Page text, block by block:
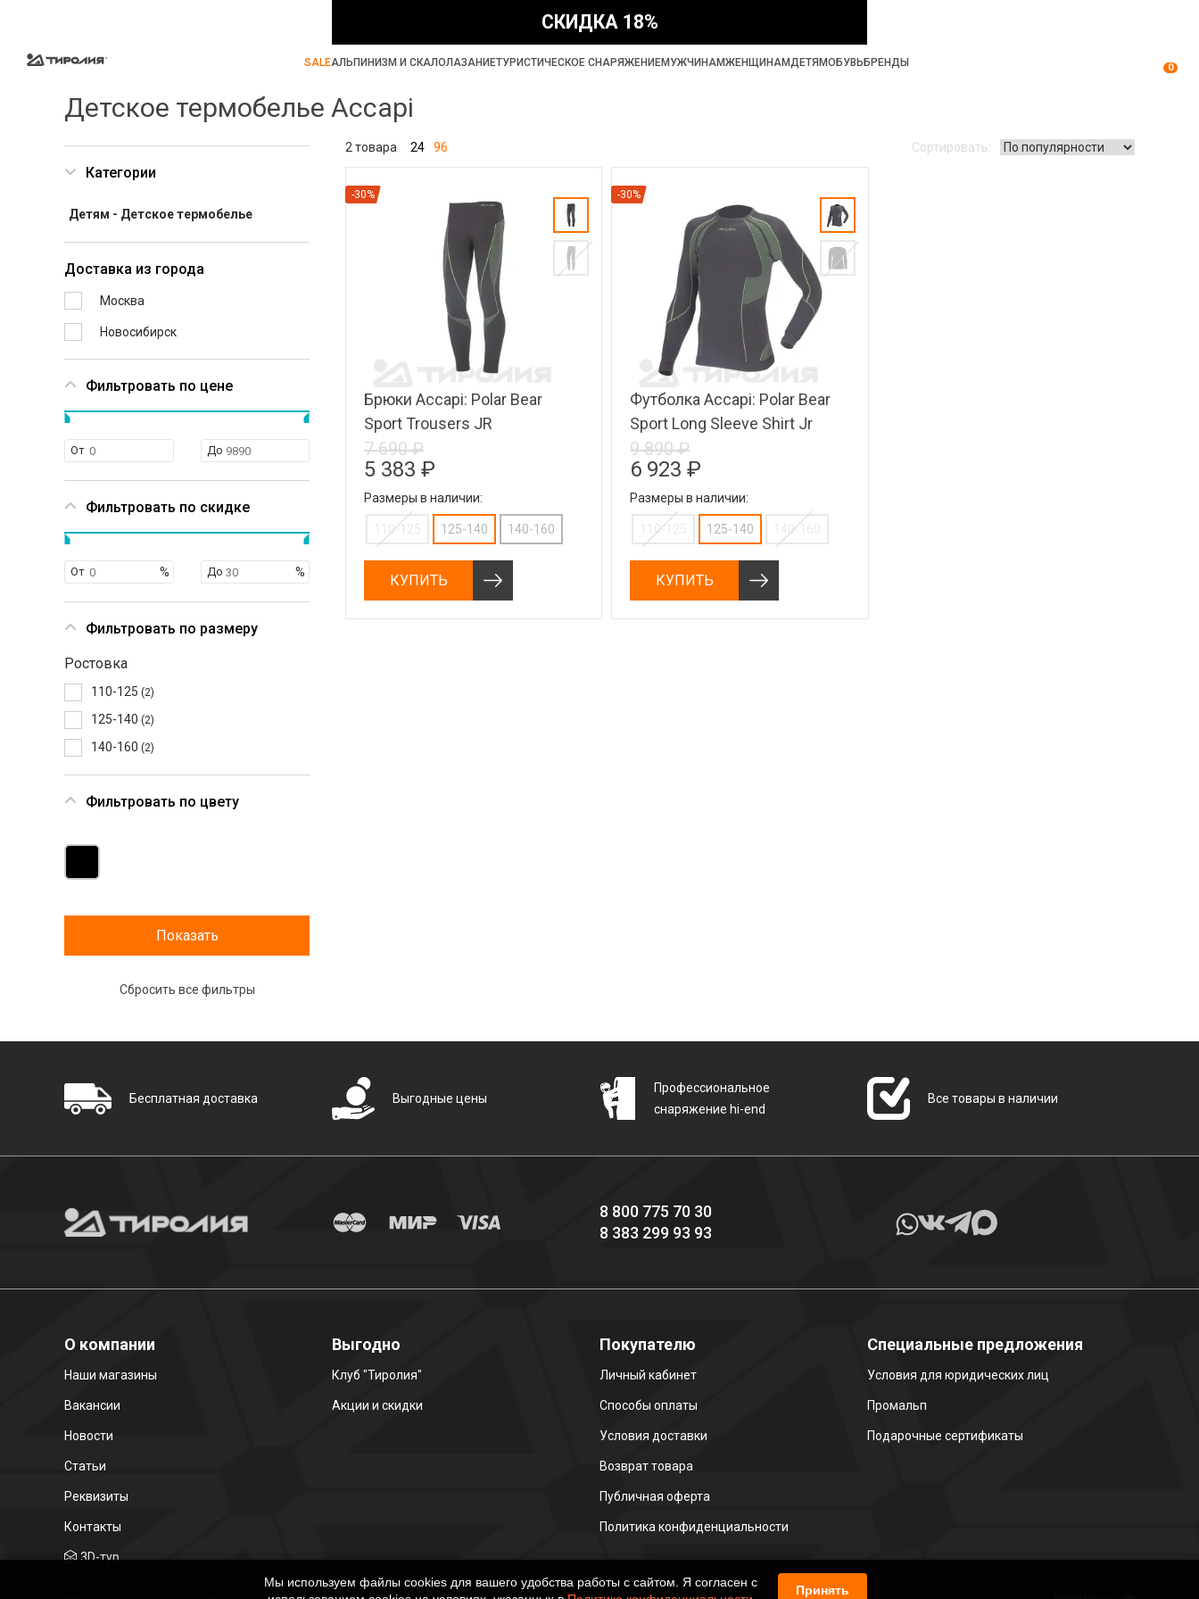
СКИДКА 18%
SALEАЛЬПИНИЗМ И СКАЛОЛАЗАНИЕТУРИСТИЧЕСКОЕ СНАРЯЖЕНИЕМУЖЧИНАМЖЕНЩИНАМДЕТЯМОБУВЬ БРЕНДЫ 0
Детское термобелье Accapi
Категории
Детям - Детское термобелье
Доставка из города
Москва
Новосибирск
Фильтровать по цене
От До
Фильтровать по скидке
От До
Фильтровать по размеру
Ростовка
110-125 (2)
125-140 (2)
140-160 (2)
Фильтровать по цвету
2 товара 24 96 Сортировать:
-30%
Брюки Accapi: Polar Bear
Sport Trousers JR
7 690 ₽
5 383 ₽
Размеры в наличии:
110-125 125-140 140-160
КУПИТЬ
-30%
Футболка Accapi: Polar Bear
Sport Long Sleeve Shirt Jr
9 890 ₽
6 923 ₽
Размеры в наличии:
110-125 125-140 140-160
КУПИТЬ
Бесплатная доставка Выгодные цены
Профессиональное
снаряжение hi-end
Все товары в наличии
8 800 775 70 30
8 383 299 93 93
О компании
Наши магазины
Вакансии
Новости
Статьи
Реквизиты
Контакты
3D-тур
Выгодно
Клуб "Тиролия"
Акции и скидки
Покупателю
Личный кабинет
Способы оплаты
Условия доставки
Возврат товара
Публичная оферта
Политика конфиденциальности
Специальные предложения
Условия для юридических лиц
Промальп
Подарочные сертификаты
Мы используем файлы cookies для вашего удобства работы с сайтом. Я согласен с
Принять